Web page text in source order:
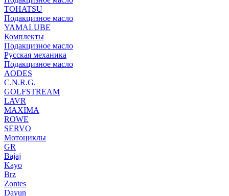
TOHATSU
Подакцизное масло
YAMALUBE
Комплекты
Подакцизное масло
Русская механика
Подакцизное масло
AODES
C.N.R.G.
GOLFSTREAM
LAVR
MAXIMA
ROWE
SERVO
Мотоциклы
GR
Bajaj
Kayo
Brz
Zontes
Dayun